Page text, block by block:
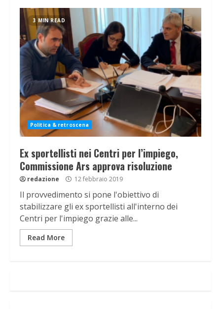
3 MIN READ
Politica & retroscena
Ex sportellisti nei Centri per l’impiego,
Commissione Ars approva risoluzione
redazione 12 febbraio 2019
Il provvedimento si pone l'obiettivo di
stabilizzare gli ex sportellisti all'interno dei
Centri per l'impiego grazie alle...
Read More